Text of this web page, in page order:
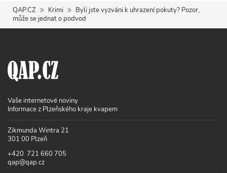
QAP.CZ Krimi
Byli jste vyzváni k uhrazení pokuty? Pozor,
může se jednat o podvod
Vaše internetové noviny
Informace z Plzeňského kraje kvapem
Zikmunda Wintra 21
301 00 Plzeň
+420 721 660 705
qap@qap.cz